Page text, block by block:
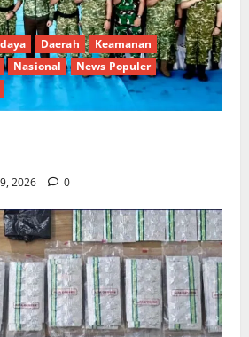
Daerah
Keamanan
Nasional
News Populer
2026 0